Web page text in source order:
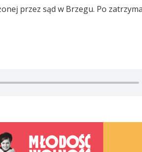
przez sąd w Brzegu. Po